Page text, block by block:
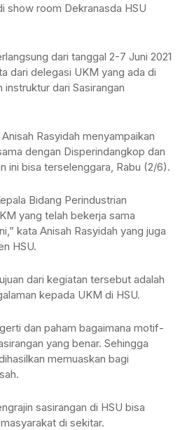
show room Dekranasda HSU
dari tanggal 2-7 Juni 2021
dari delegasi UKM yang ada di
instruktur dari Sasirangan
Rasyidah menyampaikan
dengan Disperindangkop dan
ini bisa terselenggara, Rabu (2/6).
Bidang Perindustrian
yang telah bekerja sama
kata Anisah Rasyidah yang juga
HSU.
dari kegiatan tersebut adalah
kepada UKM di HSU.
dan paham bagaimana motif-
yang benar. Sehingga
memuaskan bagi
sasirangan di HSU bisa
di sekitar.